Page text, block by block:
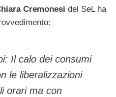
Cremonesi del SeL ha
Il calo dei consumi
le liberalizzazioni
orari ma con